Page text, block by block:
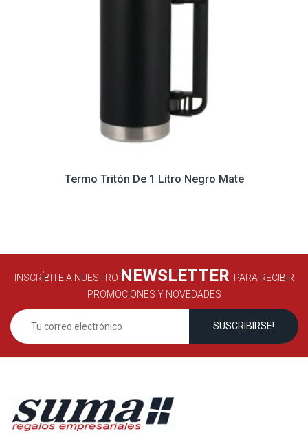
Termo Tritón De 1 Litro Negro Mate
INSCRÍBITE A NUESTRO NEWSLETTER PARA RECIBIR
PROMOCIONES Y NOVEDADES